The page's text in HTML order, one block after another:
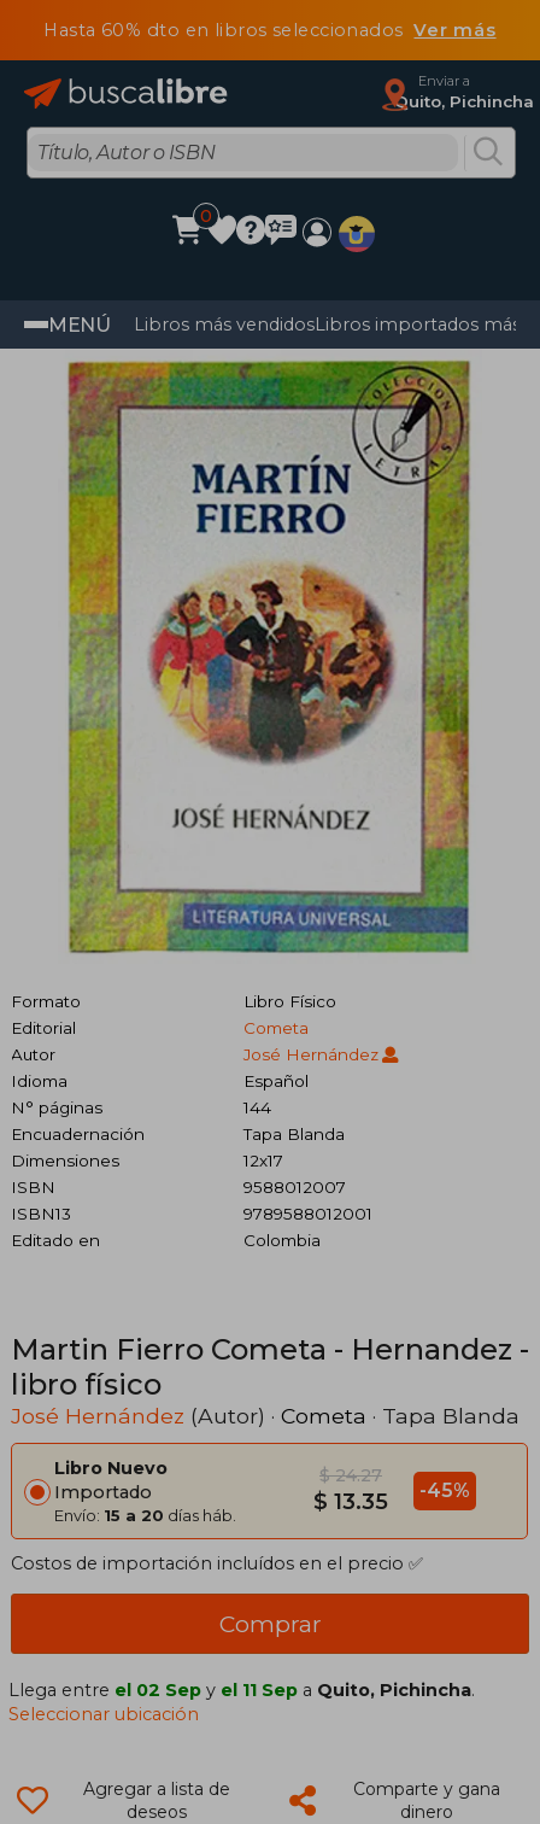
Hasta 60% dto en libros seleccionadosVer más
Enviar a
Quito, Pichincha
0
MENÚ Libros más vendidosLibros importados más
Formato
Libro Físico
Editorial
Cometa
Autor
José Hernández
Idioma
Español
N° páginas
144
Encuadernación
Tapa Blanda
Dimensiones
12x17
ISBN
9588012007
ISBN13
9789588012001
Editado en
Colombia
Martin Fierro Cometa - Hernandez -
libro físico
José Hernández (Autor) · Cometa · Tapa Blanda
Libro Nuevo
Importado
Envío: 15 a 20 días háb.
$ 24.27
$ 13.35 -45%
Costos de importación incluídos en el precio ✅
Comprar
Llega entre el 02 Sep y el 11 Sep a Quito, Pichincha.
Seleccionar ubicación
Agregar a lista de
deseos
Comparte y gana
dinero